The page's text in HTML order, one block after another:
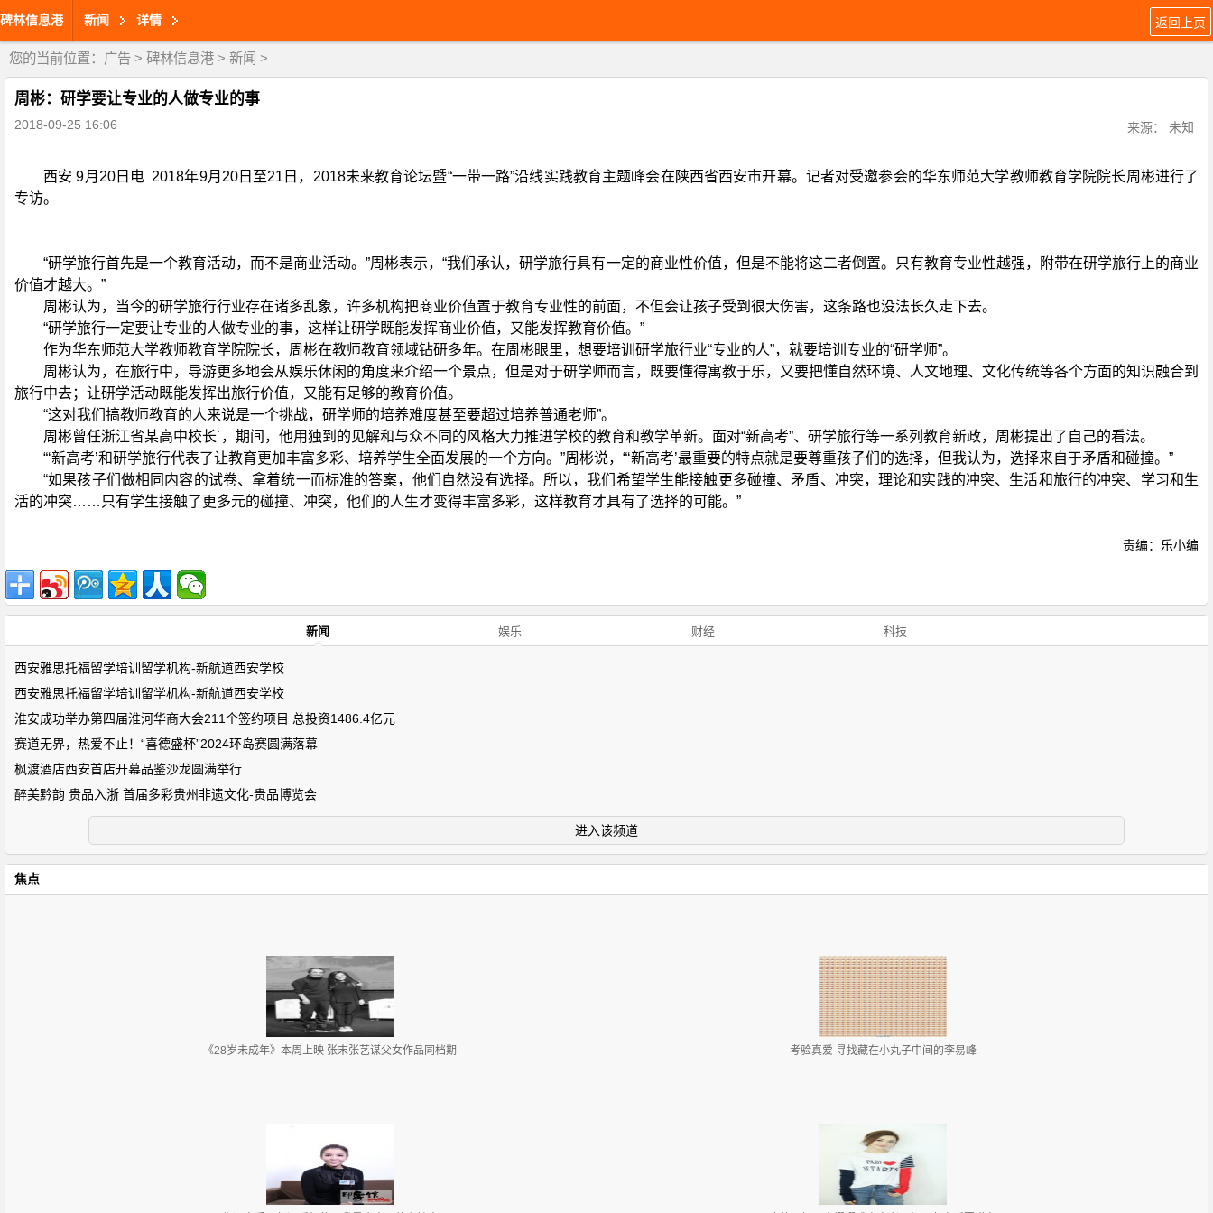
碑林信息港 新闻 详情 返回上页
您的当前位置： 广告 > 碑林信息港 > 新闻 >
周彬：研学要让专业的人做专业的事
2018-09-25 16:06 来源： 未知
西安 9月20日电 2018年9月20日至21日，2018未来教育论坛暨“一带一路”沿线实践教育主题峰会在陕西省西安市开幕。记者对受邀参会的华东师范大学教师教育学院院长周彬进行了
专访。
“研学旅行首先是一个教育活动，而不是商业活动。”周彬表示，“我们承认，研学旅行具有一定的商业性价值，但是不能将这二者倒置。只有教育专业性越强，附带在研学旅行上的商业
价值才越大。”
周彬认为，当今的研学旅行行业存在诸多乱象，许多机构把商业价值置于教育专业性的前面，不但会让孩子受到很大伤害，这条路也没法长久走下去。
“研学旅行一定要让专业的人做专业的事，这样让研学既能发挥商业价值，又能发挥教育价值。”
作为华东师范大学教师教育学院院长，周彬在教师教育领域钻研多年。在周彬眼里，想要培训研学旅行业“专业的人”，就要培训专业的“研学师”。
周彬认为，在旅行中，导游更多地会从娱乐休闲的角度来介绍一个景点，但是对于研学师而言，既要懂得寓教于乐，又要把懂自然环境、人文地理、文化传统等各个方面的知识融合到
旅行中去；让研学活动既能发挥出旅行价值，又能有足够的教育价值。
“这对我们搞教师教育的人来说是一个挑战，研学师的培养难度甚至要超过培养普通老师”。
周彬曾任浙江省某高中校长˙，期间，他用独到的见解和与众不同的风格大力推进学校的教育和教学革新。面对“新高考”、研学旅行等一系列教育新政，周彬提出了自己的看法。
“‘新高考’和研学旅行代表了让教育更加丰富多彩、培养学生全面发展的一个方向。”周彬说，“‘新高考’最重要的特点就是要尊重孩子们的选择，但我认为，选择来自于矛盾和碰撞。”
“如果孩子们做相同内容的试卷、拿着统一而标准的答案，他们自然没有选择。所以，我们希望学生能接触更多碰撞、矛盾、冲突，理论和实践的冲突、生活和旅行的冲突、学习和生
活的冲突……只有学生接触了更多元的碰撞、冲突，他们的人生才变得丰富多彩，这样教育才具有了选择的可能。”
责编：乐小编
新闻 娱乐 财经 科技
西安雅思托福留学培训留学机构-新航道西安学校
西安雅思托福留学培训留学机构-新航道西安学校
淮安成功举办第四届淮河华商大会211个签约项目 总投资1486.4亿元
赛道无界，热爱不止！“喜德盛杯”2024环岛赛圆满落幕
枫渡酒店西安首店开幕品鉴沙龙圆满举行
醉美黔韵 贵品入浙 首届多彩贵州非遗文化-贵品博览会
进入该频道
焦点
《28岁未成年》本周上映 张末张艺谋父女作品同档期 考验真爱 寻找藏在小丸子中间的李易峰